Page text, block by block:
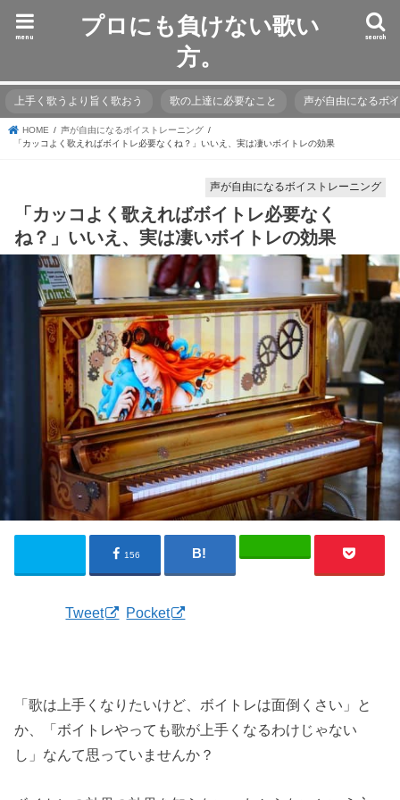
プロにも負けない歌い
方。
search
menu
上手く歌うより旨く歌おう 歌の上達に必要なこと 声が自由になるボ
HOME
声が自由になるボイストレーニング
「カッコよく歌えればボイトレ必要なくね？」いいえ、実は凄いボイトレの効果
声が自由になるボイストレーニング
「カッコよく歌えればボイトレ必要なく
ね？」いいえ、実は凄いボイトレの効果
156
Tweet Pocket
「歌は上手くなりたいけど、ボイトレは面倒くさい」と
か、「ボイトレやっても歌が上手くなるわけじゃない
し」なんて思っていませんか？